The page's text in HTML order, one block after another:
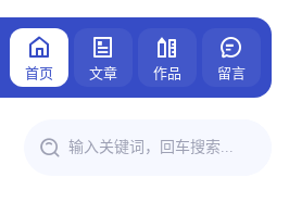
首页 文章 作品 留言